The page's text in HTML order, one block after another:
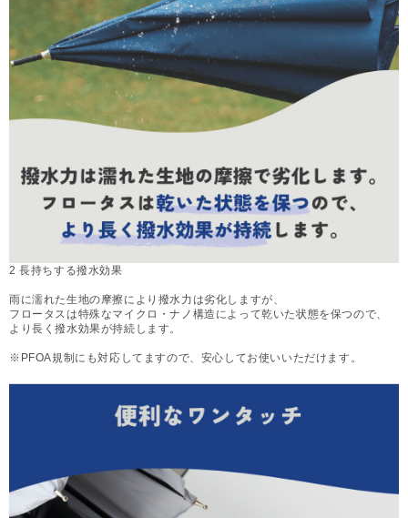
2 長持ちする撥水効果
雨に濡れた生地の摩擦により撥水力は劣化しますが、
フロータスは特殊なマイクロ・ナノ構造によって乾いた状態を保つので、
より長く撥水効果が持続します。
※PFOA規制にも対応してますので、安心してお使いいただけます。